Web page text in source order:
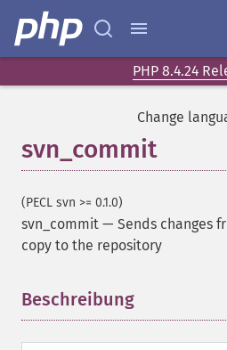
PHP 8.4.24
Change
svn_commit
(PECL svn >= 0.1.0)
svn_commit — Sends changes
copy to the repository
Beschreibung